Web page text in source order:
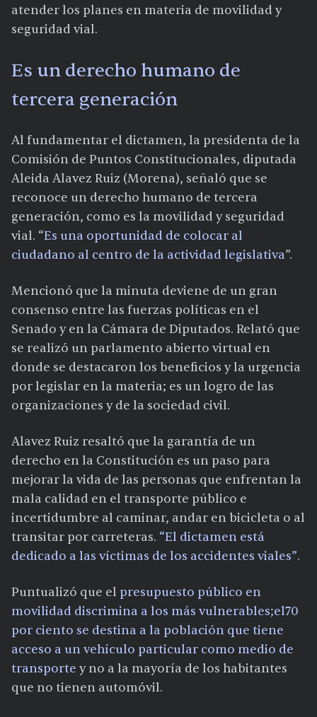
atender los planes en materia de movilidad y
seguridad vial.
Es un derecho humano de
tercera generación
Al fundamentar el dictamen, la presidenta de la
Comisión de Puntos Constitucionales, diputada
Aleida Alavez Ruiz (Morena), señaló que se
reconoce un derecho humano de tercera
generación, como es la movilidad y seguridad
vial. “Es una oportunidad de colocar al
ciudadano al centro de la actividad legislativa”.
Mencionó que la minuta deviene de un gran
consenso entre las fuerzas políticas en el
Senado y en la Cámara de Diputados. Relató que
se realizó un parlamento abierto virtual en
donde se destacaron los beneficios y la urgencia
por legislar en la materia; es un logro de las
organizaciones y de la sociedad civil.
Alavez Ruiz resaltó que la garantía de un
derecho en la Constitución es un paso para
mejorar la vida de las personas que enfrentan la
mala calidad en el transporte público e
incertidumbre al caminar, andar en bicicleta o al
transitar por carreteras. “El dictamen está
dedicado a las víctimas de los accidentes viales”.
Puntualizó que el presupuesto público en
movilidad discrimina a los más vulnerables;el70
por ciento se destina a la población que tiene
acceso a un vehículo particular como medio de
transporte y no a la mayoría de los habitantes
que no tienen automóvil.